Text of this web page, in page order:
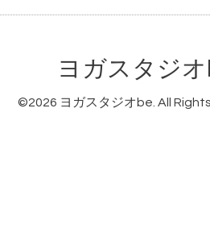
ヨガスタジ
©2026 ヨガスタジオbe. All